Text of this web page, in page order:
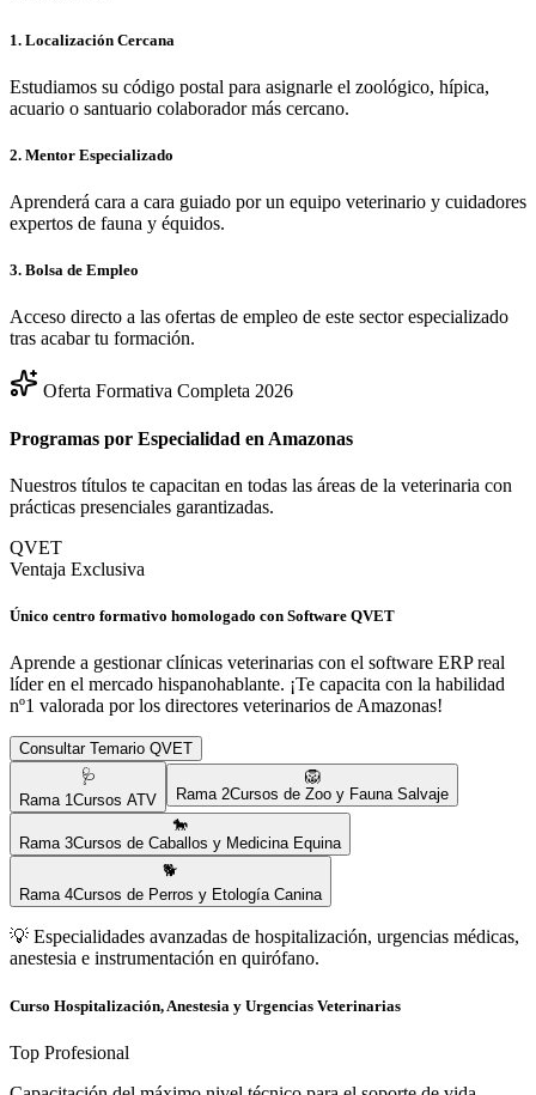
1. Localización Cercana
Estudiamos su código postal para asignarle el zoológico, hípica,
acuario o santuario colaborador más cercano.
2. Mentor Especializado
Aprenderá cara a cara guiado por un equipo veterinario y cuidadores
expertos de fauna y équidos.
3. Bolsa de Empleo
Acceso directo a las ofertas de empleo de este sector especializado
tras acabar tu formación.
Oferta Formativa Completa 2026
Programas por Especialidad en Amazonas
Nuestros títulos te capacitan en todas las áreas de la veterinaria con
prácticas presenciales garantizadas.
QVET
Ventaja Exclusiva
Único centro formativo homologado con Software QVET
Aprende a gestionar clínicas veterinarias con el software ERP real
líder en el mercado hispanohablante. ¡Te capacita con la habilidad
nº1 valorada por los directores veterinarios de Amazonas!
Consultar Temario QVET
🩺
Rama 1Cursos ATV
🦁
Rama 2Cursos de Zoo y Fauna Salvaje
🐎
Rama 3Cursos de Caballos y Medicina Equina
🐕
Rama 4Cursos de Perros y Etología Canina
💡 Especialidades avanzadas de hospitalización, urgencias médicas,
anestesia e instrumentación en quirófano.
Curso Hospitalización, Anestesia y Urgencias Veterinarias
Top Profesional